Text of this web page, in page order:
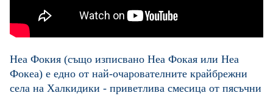
Неа Фокия (също изписвано Неа Фокая или Неа
Фокеа) е едно от най-очарователните крайбрежни
села на Халкидики - приветлива смесица от пясъчни